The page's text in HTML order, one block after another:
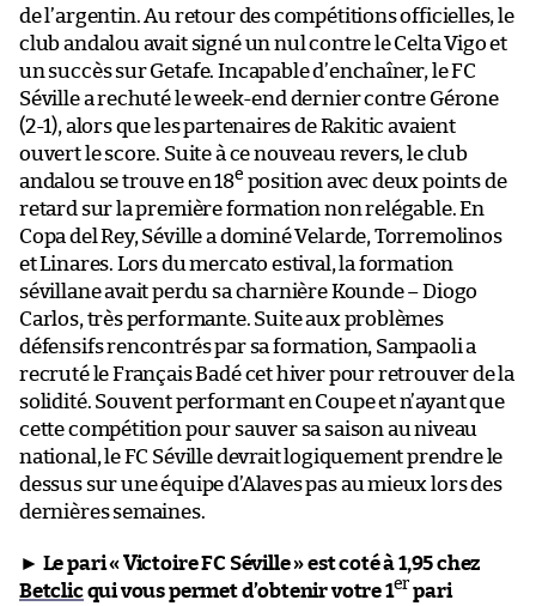
de l’argentin. Au retour des compétitions officielles, le
club andalou avait signé un nul contre le Celta Vigo et
un succès sur Getafe. Incapable d’enchaîner, le FC
Séville a rechuté le week-end dernier contre Gérone
(2-1), alors que les partenaires de Rakitic avaient
ouvert le score. Suite à ce nouveau revers, le club
andalou se trouve en 18e position avec deux points de
retard sur la première formation non relégable. En
Copa del Rey, Séville a dominé Velarde, Torremolinos
et Linares. Lors du mercato estival, la formation
sévillane avait perdu sa charnière Kounde – Diogo
Carlos, très performante. Suite aux problèmes
défensifs rencontrés par sa formation, Sampaoli a
recruté le Français Badé cet hiver pour retrouver de la
solidité. Souvent performant en Coupe et n’ayant que
cette compétition pour sauver sa saison au niveau
national, le FC Séville devrait logiquement prendre le
dessus sur une équipe d’Alaves pas au mieux lors des
dernières semaines.
► Le pari « Victoire FC Séville » est coté à 1,95 chez
Betclicqui vous permet d’obtenir votre 1er pari